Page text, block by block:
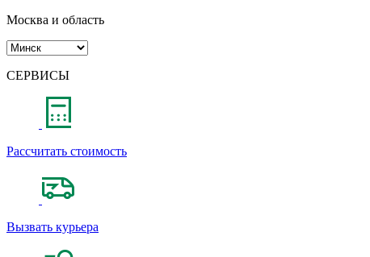
Москва и область
СЕРВИСЫ
Рассчитать стоимость
Вызвать курьера